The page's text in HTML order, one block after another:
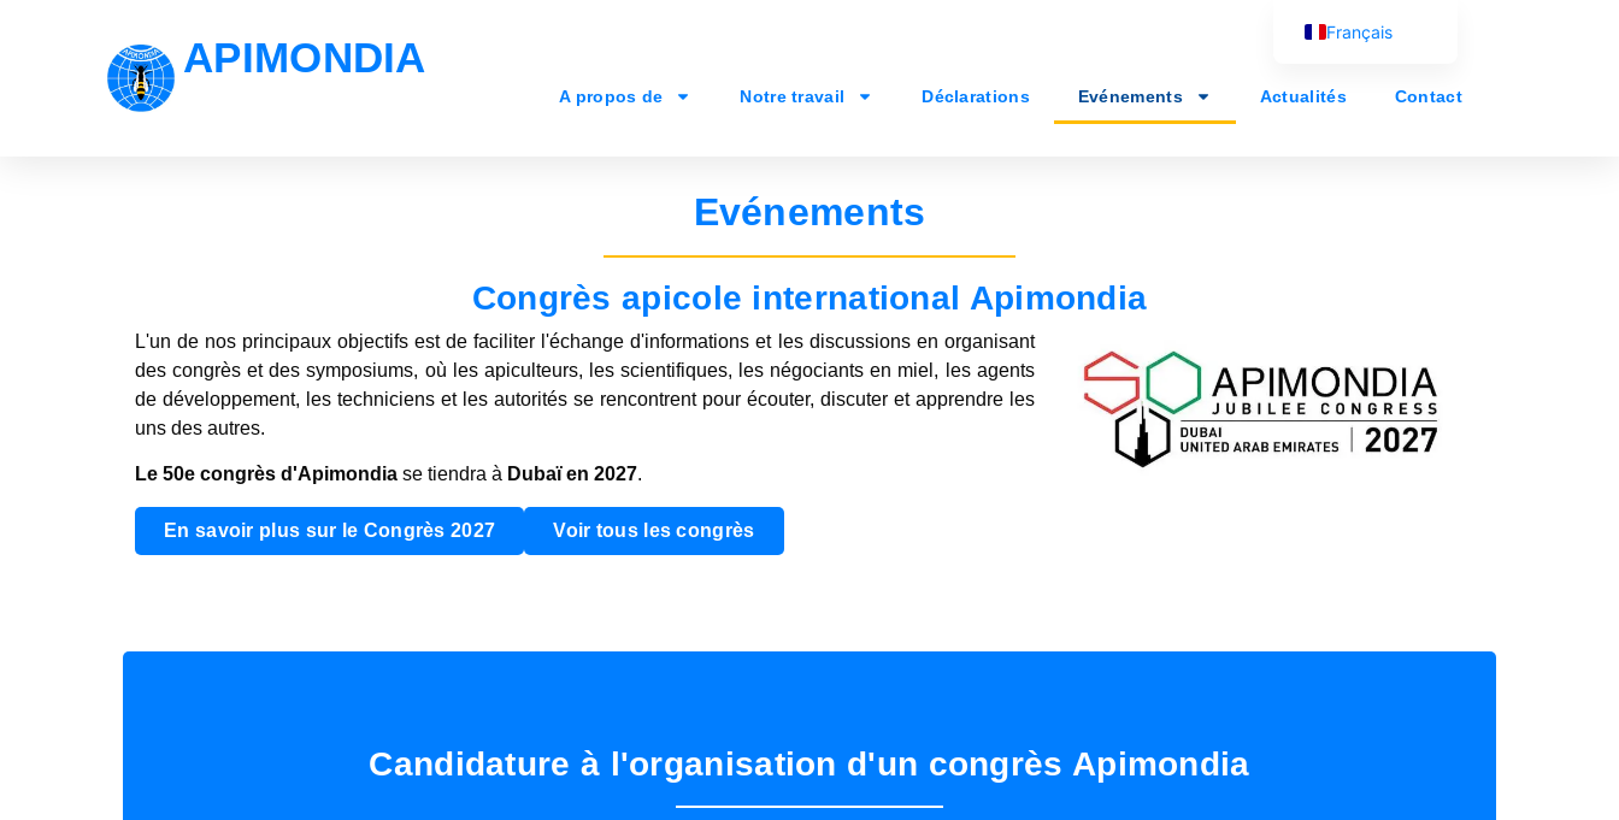
APIMONDIA
A propos de Notre travail Déclarations Evénements Actualités Contact
Evénements
Congrès apicole international Apimondia
L'un de nos principaux objectifs est de faciliter l'échange d'informations et les discussions en organisant
des congrès et des symposiums, où les apiculteurs, les scientifiques, les négociants en miel, les agents
de développement, les techniciens et les autorités se rencontrent pour écouter, discuter et apprendre les
uns des autres.
Le 50e congrès d'Apimondia se tiendra à Dubaï en 2027.
En savoir plus sur le Congrès 2027 Voir tous les congrès
Candidature à l'organisation d'un congrès Apimondia
Français